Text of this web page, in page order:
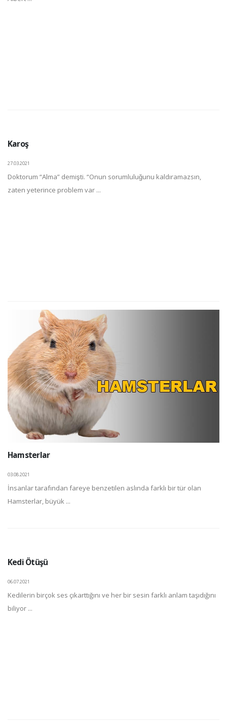
Karoş
27.03.2021
Doktorum “Alma” demişti. “Onun sorumluluğunu kaldıramazsın,
zaten yeterince problem var ...
Hamsterlar
03.08.2021
İnsanlar tarafından fareye benzetilen aslında farklı bir tür olan
Hamsterlar, büyük ...
Kedi Ötüşü
06.07.2021
Kedilerin birçok ses çıkarttığını ve her bir sesin farklı anlam taşıdığını
biliyor ...